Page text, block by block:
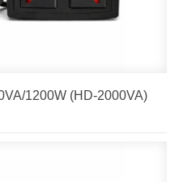
1200W (HD-2000VA)